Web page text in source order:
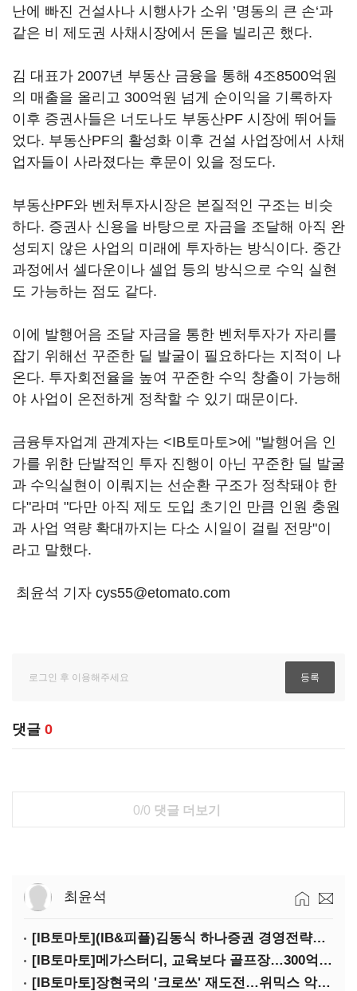
난에 빠진 건설사나 시행사가 소위 ’명동의 큰 손‘과
같은 비 제도권 사채시장에서 돈을 빌리곤 했다.
김 대표가 2007년 부동산 금융을 통해 4조8500억원
의 매출을 올리고 300억원 넘게 순이익을 기록하자
이후 증권사들은 너도나도 부동산PF 시장에 뛰어들
었다. 부동산PF의 활성화 이후 건설 사업장에서 사채
업자들이 사라졌다는 후문이 있을 정도다.
부동산PF와 벤처투자시장은 본질적인 구조는 비슷
하다. 증권사 신용을 바탕으로 자금을 조달해 아직 완
성되지 않은 사업의 미래에 투자하는 방식이다. 중간
과정에서 셀다운이나 셀업 등의 방식으로 수익 실현
도 가능하는 점도 같다.
이에 발행어음 조달 자금을 통한 벤처투자가 자리를
잡기 위해선 꾸준한 딜 발굴이 필요하다는 지적이 나
온다. 투자회전율을 높여 꾸준한 수익 창출이 가능해
야 사업이 온전하게 정착할 수 있기 때문이다.
금융투자업계 관계자는 <IB토마토>에 "발행어음 인
가를 위한 단발적인 투자 진행이 아닌 꾸준한 딜 발굴
과 수익실현이 이뤄지는 선순환 구조가 정착돼야 한
다"라며 "다만 아직 제도 도입 초기인 만큼 인원 충원
과 사업 역량 확대까지는 다소 시일이 걸릴 전망"이
라고 말했다.
최윤석 기자 cys55@etomato.com
댓글 0
0/0 댓글 더보기
최윤석
[IB토마토](IB&피플)김동식 하나증권 경영전략본부장
[IB토마토]메가스터디, 교육보다 골프장…300억 대여 뒤 보증 리스크
[IB토마토]장현국의 '크로쓰' 재도전…위믹스 악몽 지울 수 있나